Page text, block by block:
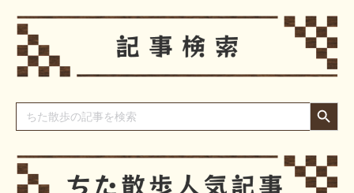
Search
for:
Search Button